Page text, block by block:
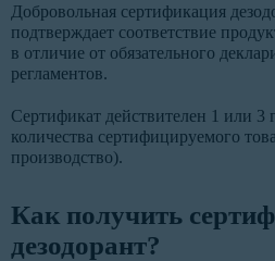
Добровольная сертификация
подтверждает соответствие
в отличие от обязательного
регламентов.
Сертификат действителен 1 или 3
количества сертифицируемого
производство).
Как получить
дезодорант?